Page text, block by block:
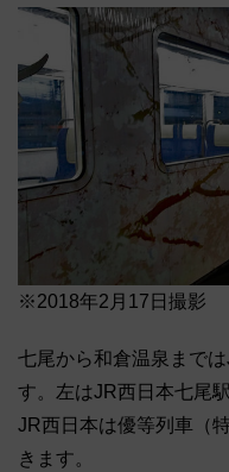
※2018年2月17日撮影
七尾から和倉温泉まで
す。左はJR西日本七尾
JR西日本は優等列車（
きます。